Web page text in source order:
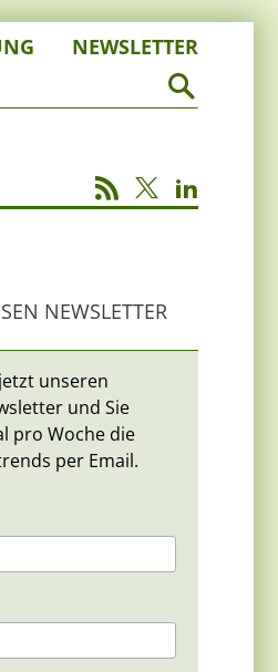
NEWSLETTER
NEWSLETTER
unseren
und Sie
pro Woche die
per Email.